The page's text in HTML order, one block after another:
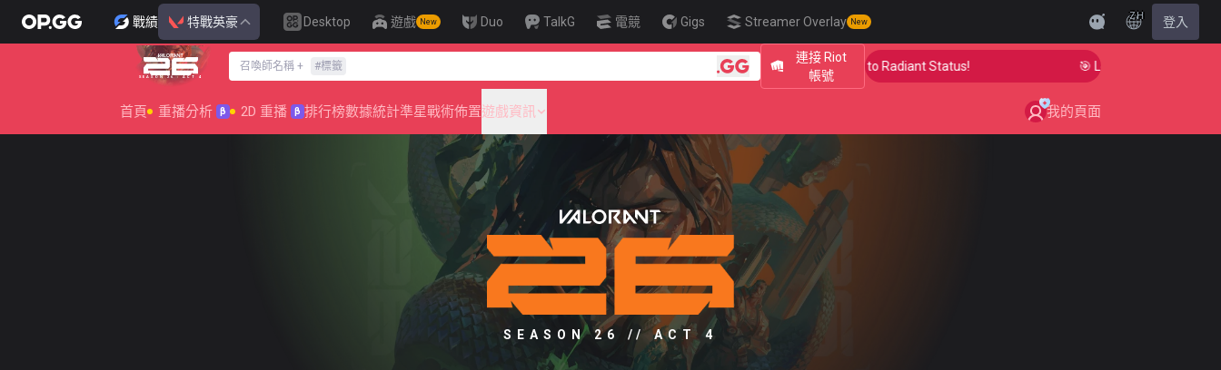
戰績 特戰英豪 Desktop 遊戲 New Duo TalkG 電競 Gigs Streamer Overlay New
ZH 登入
SEASON 26 : ACT 4
召喚師名稱 + #標籤
連接 Riot
帳號
🎯 Level Up Your Aim to Radiant Status! 🎯 Level Up Your Aim to
首頁 重播分析 β 2D 重播 β 排行榜數據統計準星戰術佈置遊戲資訊 我的頁面
SEASON 26 // ACT 4